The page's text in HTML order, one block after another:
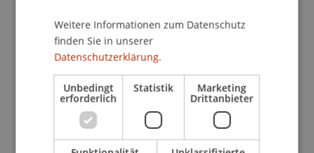
verhindert werden.
Auch die Erfordernisse an die Person des
Sorgfaltspflichtbeauftragten sind in den letzten
Jahren rasant gestiegen und werden dies auch in
Zukunft tun. Um damit Schritt halten zu können,
ist es unumgänglich, übergreifende und
vernetzte Kenntnisse zu sammeln.
Weitere Informationen zum Datenschutz
finden Sie in unserer
Datenschutzerklärung.
Unbedingt
erforderlich
Statistik Marketing
Drittanbieter